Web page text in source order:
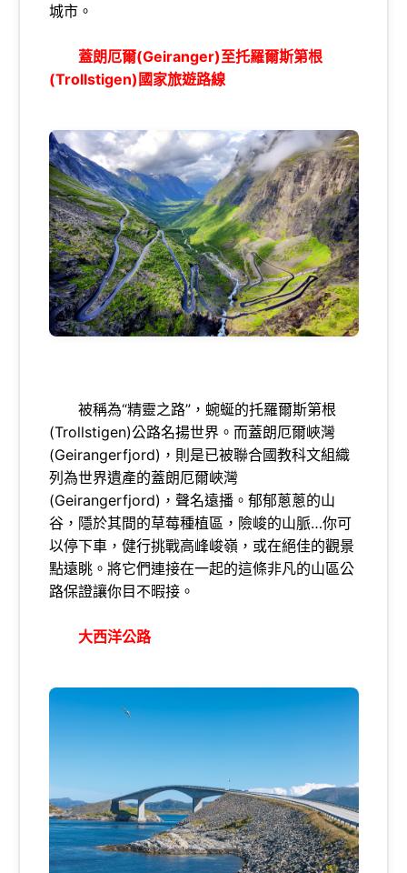
城市。
蓋朗厄爾(Geiranger)至托羅爾斯第根
(Trollstigen)國家旅遊路線
被稱為“精靈之路”，蜿蜒的托羅爾斯第根
(Trollstigen)公路名揚世界。而蓋朗厄爾峽灣
(Geirangerfjord)，則是已被聯合國教科文組織
列為世界遺產的蓋朗厄爾峽灣
(Geirangerfjord)，聲名遠播。郁郁蔥蔥的山
谷，隱於其間的草莓種植區，險峻的山脈…你可
以停下車，健行挑戰高峰峻嶺，或在絕佳的觀景
點遠眺。將它們連接在一起的這條非凡的山區公
路保證讓你目不暇接。
大西洋公路